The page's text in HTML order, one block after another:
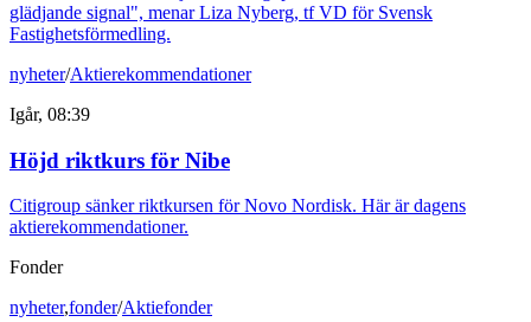
glädjande signal", menar Liza Nyberg, tf VD för Svensk
Fastighetsförmedling.
nyheter/Aktierekommendationer
Igår, 08:39
Höjd riktkurs för Nibe
Citigroup sänker riktkursen för Novo Nordisk. Här är dagens
aktierekommendationer.
Fonder
nyheter,fonder/Aktiefonder